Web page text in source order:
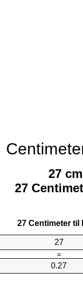
27
27
27 Centimeter til
=